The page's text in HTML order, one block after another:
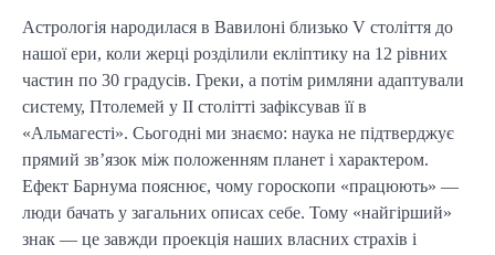
Астрологія народилася в Вавилоні близько V століття до
нашої ери, коли жерці розділили екліптику на 12 рівних
частин по 30 градусів. Греки, а потім римляни адаптували
систему, Птолемей у II столітті зафіксував її в
«Альмагесті». Сьогодні ми знаємо: наука не підтверджує
прямий зв’язок між положенням планет і характером.
Ефект Барнума пояснює, чому гороскопи «працюють» —
люди бачать у загальних описах себе. Тому «найгірший»
знак — це завжди проекція наших власних страхів і